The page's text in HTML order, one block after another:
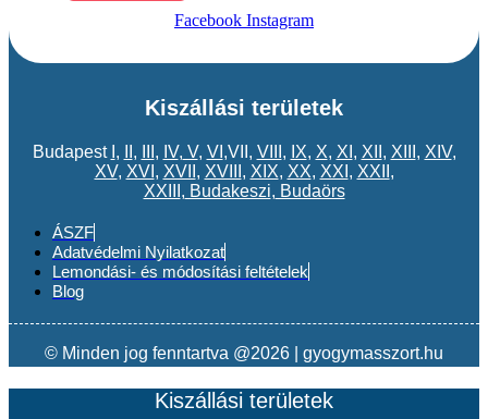
Facebook Instagram
Kiszállási területek
Budapest , , , IV, V, VI ,VII, VIII , IX, X, XI , XII , XIII , XIV,
XV, XVI , XVII , XVIII , XIX, XX, XXI , XXII ,
XXIII , Budakeszi, Budaörs
ÁSZF
Adatvédelmi Nyilatkozat
Lemondási- és módosítási feltételek
Blog
© Minden jog fenntartva @2026 | gyogymasszort.hu
Kiszállási területek